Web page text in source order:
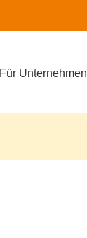
Für Unternehmen